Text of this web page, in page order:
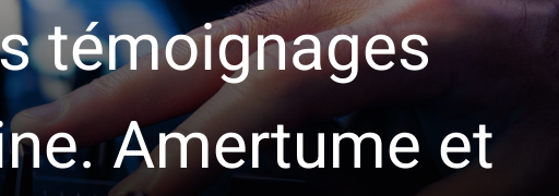
témoignages
Amertume et